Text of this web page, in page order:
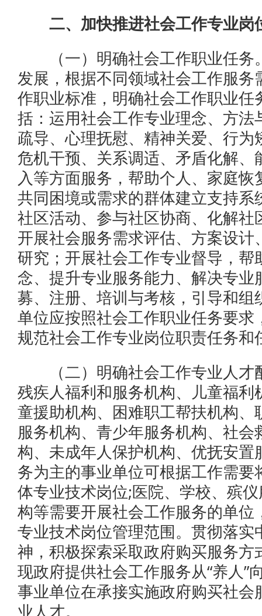
二、加快推进社会工作专业岗
（一）明确社会工作职业任务
发展，根据不同领域社会工作服
作职业标准，明确社会工作职业
括：运用社会工作专业理念、方
疏导、心理抚慰、精神关爱、行
危机干预、关系调适、矛盾化解
入等方面服务，帮助个人、家庭
共同困境或需求的群体建立支持
社区活动、参与社区协商、化解
开展社会服务需求评估、方案设
研究；开展社会工作专业督导，
念、提升专业服务能力、解决专
募、注册、培训与考核，引导和
单位应按照社会工作职业任务要
规范社会工作专业岗位职责任务和
（二）明确社会工作专业人才
残疾人福利和服务机构、儿童福
童援助机构、困难职工帮扶机构
服务机构、青少年服务机构、社
构、未成年人保护机构、优抚安
务为主的事业单位可根据工作需
体专业技术岗位;医院、学校、殡
构等需要开展社会工作服务的单
专业技术岗位管理范围。贯彻落
神，积极探索采取政府购买服务
现政府提供社会工作服务从“养人”
事业单位在承接实施政府购买社
业人才。